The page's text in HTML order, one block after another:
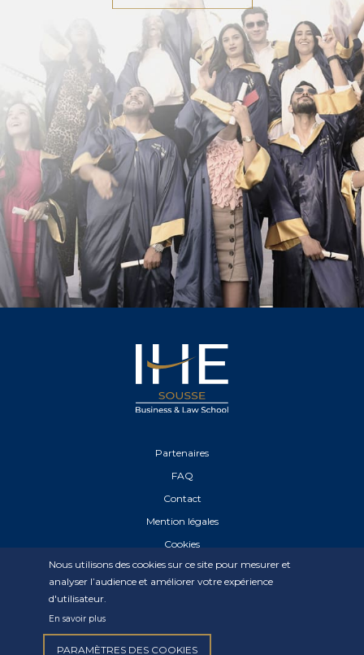
Partenaires
FAQ
Contact
Mention légales
Cookies
Déclaration de confidentialité
Nous utilisons des cookies sur ce site pour mesurer et
analyser l’audience et améliorer votre expérience
d'utilisateur.
En savoir plus
PARAMÈTRES DES COOKIES